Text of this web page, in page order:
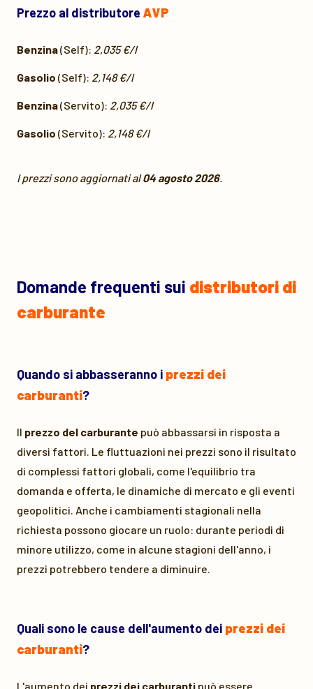
Prezzo al distributore AVP
Benzina(Self): 2,035 €/l
Gasolio (Self): 2,148 €/l
Benzina(Servito): 2,035 €/l
Gasolio (Servito): 2,148 €/l
I prezzi sono aggiornati al04 agosto 2026.
Domande frequenti sui distributori di
carburante
Quando si abbasseranno i prezzi dei
carburanti?
Il prezzo del carburante può abbassarsi in risposta a
diversi fattori. Le fluttuazioni nei prezzi sono il risultato
di complessi fattori globali, come l'equilibrio tra
domanda e offerta, le dinamiche di mercato e gli eventi
geopolitici. Anche i cambiamenti stagionali nella
richiesta possono giocare un ruolo: durante periodi di
minore utilizzo, come in alcune stagioni dell'anno, i
prezzi potrebbero tendere a diminuire.
Quali sono le cause dell'aumento dei prezzi dei
carburanti?
L'aumento dei prezzi dei carburanti può essere